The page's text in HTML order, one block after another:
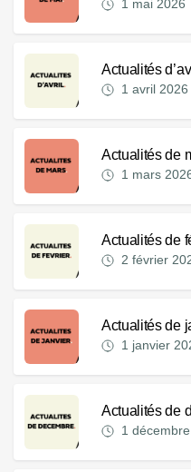
1 mai 2026
Actualités
1 avril 2026
Actualités de
1 mars
Actualités de
2 février
Actualités de
1 janvier
Actualités de
1